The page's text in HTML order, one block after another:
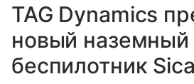
TAG Dynamics
новый наземный
беспилотник